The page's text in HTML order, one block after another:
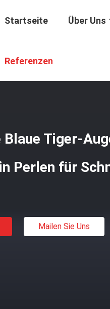
Startseite Über Uns
Referenzen
Tiger-
Perlen für
Mailen Sie Uns